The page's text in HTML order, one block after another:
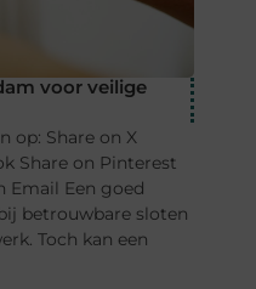
voor veilige
op: Share on X
Share on Pinterest
Email Een goed
betrouwbare sloten
Toch kan een